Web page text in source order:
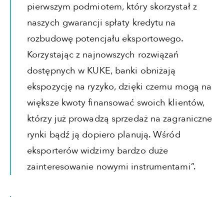
pierwszym podmiotem, który skorzystał z
naszych gwarancji spłaty kredytu na
rozbudowę potencjału eksportowego.
Korzystając z najnowszych rozwiązań
dostępnych w KUKE, banki obniżają
ekspozycję na ryzyko, dzięki czemu mogą na
większe kwoty finansować swoich klientów,
którzy już prowadzą sprzedaż na zagraniczne
rynki bądź ją dopiero planują. Wśród
eksporterów widzimy bardzo duże
zainteresowanie nowymi instrumentami”.